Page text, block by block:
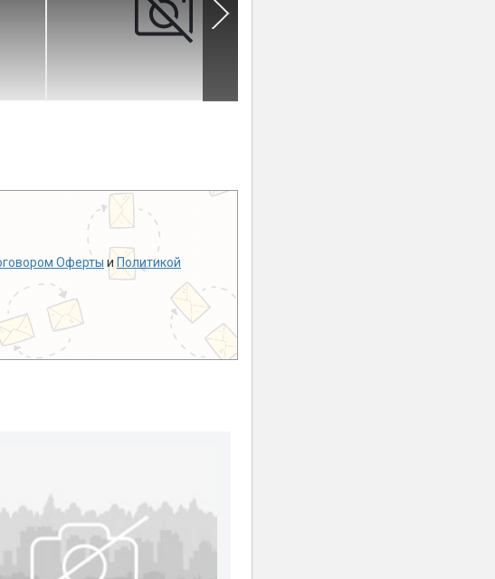
Оферты и Политикой